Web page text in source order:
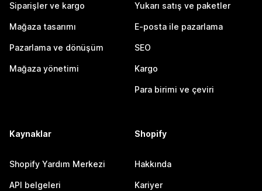
Siparişler ve kargo
Mağaza tasarımı
Pazarlama ve dönüşüm
Mağaza yönetimi
Yukarı satış ve paketler
E-posta ile pazarlama
SEO
Kargo
Para birimi ve çeviri
Kaynaklar
Shopify Yardım Merkezi
API belgeleri
Shopify
Hakkında
Kariyer